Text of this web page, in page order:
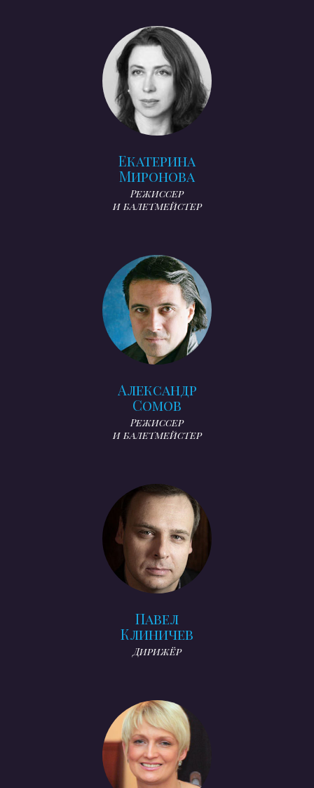
Екатерина
Миронова
Режиссер
и балетмейстер
Александр
Сомов
Режиссер
и балетмейстер
Павел
Клиничев
Дирижёр